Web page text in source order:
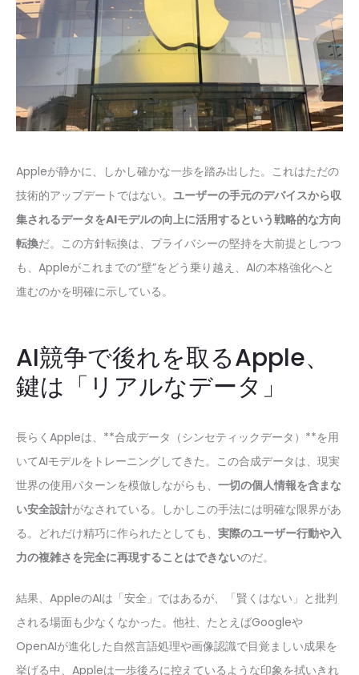
Appleが静かに、しかし確かな一歩を踏み出した。これはただの
技術的アップデートではない。 ユーザーの手元のデバイスから収
集されるデータをAIモデルの向上に活用するという戦略的な方向
転換だ。この方針転換は、プライバシーの堅持を大前提としつつ
も、Appleがこれまでの“壁”をどう乗り越え、AIの本格強化へと
進むのかを明確に示している。
AI競争で後れを取るApple、
鍵は「リアルなデータ」
長らくAppleは、**合成データ（シンセティックデータ）**を用
いてAIモデルをトレーニングしてきた。この合成データは、現実
世界の使用パターンを模倣しながらも、 一切の個人情報を含まな
い安全設計がなされている。しかしこの手法には明確な限界があ
る。どれだけ精巧に作られたとしても、 実際のユーザー行動や入
力の複雑さを完全に再現することはできないのだ。
結果、AppleのAIは「安全」ではあるが、「賢くはない」と批判
される場面も少なくなかった。他社、たとえばGoogleや
OpenAIが進化した自然言語処理や画像認識で目覚ましい成果を
挙げる中、Appleは一歩後ろに控えているような印象を拭いきれ